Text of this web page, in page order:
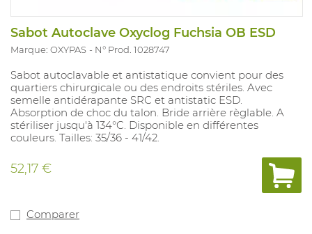
Sabot Autoclave Oxyclog Fuchsia OB ESD
Marque: OXYPAS N° Prod. 1028747
Sabot autoclavable et antistatique convient pour des
quartiers chirurgicale ou des endroits stériles. Avec
semelle antidérapante SRC et antistatic ESD.
Absorption de choc du talon. Bride arrière règlable. A
stériliser jusqu'à 134°C. Disponible en différentes
couleurs. Tailles: 35/36 - 41/42.
52,17 €
Comparer